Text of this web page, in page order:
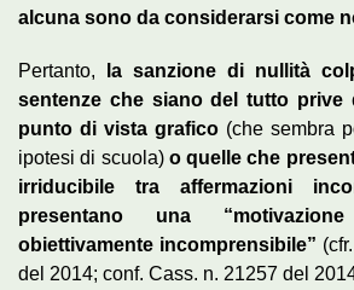
alcuna sono da considerarsi come
Pertanto,
la sanzione di nullità
sentenze che siano del tutto prive
punto di vista grafico (che sembra
ipotesi di scuola)o quelle che
irriducibile tra affermazioni
presentano una
obiettivamente incomprensibile”
del 2014; conf. Cass. n. 21257 del